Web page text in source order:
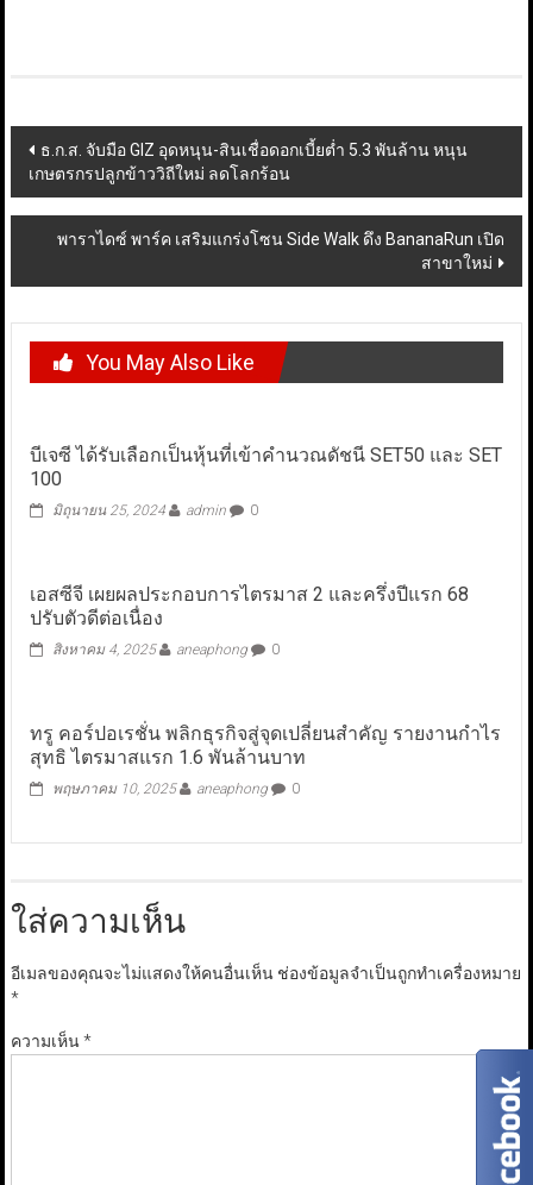
Post
navigation
ธ.ก.ส. จับมือ GIZ อุดหนุน-สินเชื่อดอกเบี้ยต่ำ 5.3 พันล้าน หนุน
เกษตรกรปลูกข้าววิถีใหม่ ลดโลกร้อน
พาราไดซ์ พาร์ค เสริมแกร่งโซน Side Walk ดึง BananaRun เปิด
สาขาใหม่
You May Also Like
บีเจซี ได้รับเลือกเป็นหุ้นที่เข้าคำนวณดัชนี SET50 และ SET
100
มิถุนายน 25, 2024 admin 0
เอสซีจี เผยผลประกอบการไตรมาส 2 และครึ่งปีแรก 68
ปรับตัวดีต่อเนื่อง
สิงหาคม 4, 2025 aneaphong 0
ทรู คอร์ปอเรชั่น พลิกธุรกิจสู่จุดเปลี่ยนสำคัญ รายงานกำไร
สุทธิ ไตรมาสแรก 1.6 พันล้านบาท
พฤษภาคม 10, 2025 aneaphong 0
ใส่ความเห็น
อีเมลของคุณจะไม่แสดงให้คนอื่นเห็น ช่องข้อมูลจำเป็นถูกทำเครื่องหมาย
*
ความเห็น*